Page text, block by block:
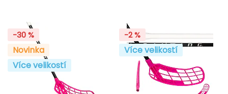
-30 %
Novinka
Více velikostí
-2 %
Více velikostí